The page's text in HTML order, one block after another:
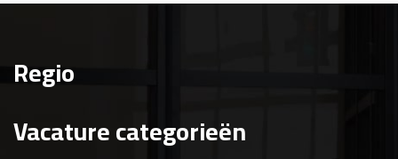
Regio
Vacature categorieën